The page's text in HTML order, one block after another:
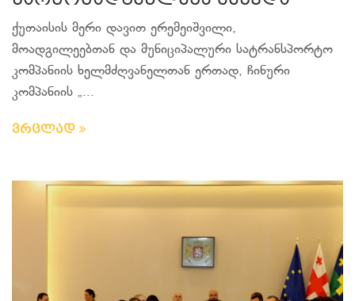
ქუთაისის მერი დავით ერემეიშვილი,
მოადგილეებთან და მუნიციპალური სატრანსპორტო
კომპანიის ხელმძღვანელთან ერთად, ჩინური
კომპანიის „...
ვრცლად